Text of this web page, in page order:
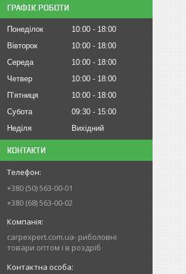
ГРАФІК РОБОТИ
Понеділок 10:00
18:00
Вівторок
10:00
18:00
Середа
10:00
18:00
Четвер
10:00
18:00
Пʼятниця
10:00
18:00
Субота
09:30
15:00
Неділя
Вихідний
КОНТАКТИ
+380 (50) 563-00-01
+380 (68) 563-00-02
carpexpert.com.ua- риболовні
товари оптом і в роздріб